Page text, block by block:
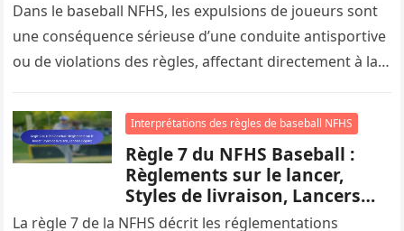
Dans le baseball NFHS, les expulsions de joueurs sont
une conséquence sérieuse d’une conduite antisportive
ou de violations des règles, affectant directement à la
Interprétations des règles de baseball NFHS
Règle 7 du NFHS Baseball :
Règlements sur le lancer,
Styles de livraison, Lancers
illégaux
La règle 7 de la NFHS décrit les réglementations